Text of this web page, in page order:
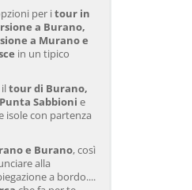
per itour in
a Burano,
a Murano e
in un tipico
tour di Burano,
Sabbioni e
isole con partenza
e Burano, così
alla
a bordo....